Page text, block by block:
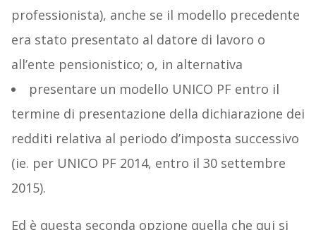
professionista), anche se il modello precedente
era stato presentato al datore di lavoro o
all’ente pensionistico; o, in alternativa
presentare un modello UNICO PF entro il
termine di presentazione della dichiarazione dei
redditi relativa al periodo d’imposta successivo
(ie. per UNICO PF 2014, entro il 30 settembre
2015).
Ed è questa seconda opzione quella che qui si